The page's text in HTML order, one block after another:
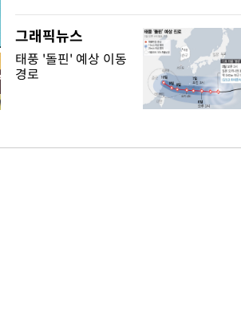
그래픽뉴스
태풍 '돌핀' 예상 이동
경로